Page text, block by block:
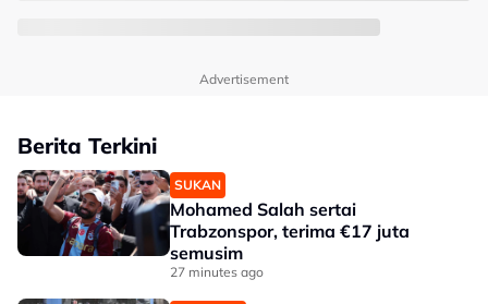
Advertisement
Berita Terkini
SUKAN
Mohamed Salah sertai
Trabzonspor, terima €17 juta
semusim
27 minutes ago